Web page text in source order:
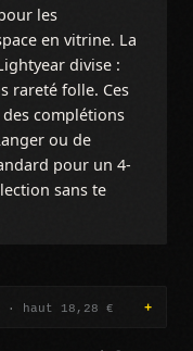
les
en vitrine. La
divise :
rareté folle. Ces
complétions
ou de
pour un 4-
sans te
· haut 18,28 €